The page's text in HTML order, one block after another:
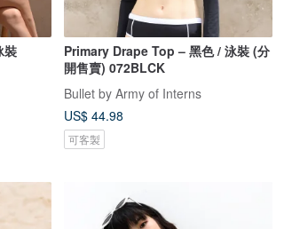
裝
Primary Drape Top – 黑色 / 泳裝 (分
開售賣) 072BLCK
Bullet by Army of Interns
US$ 44.98
可客製